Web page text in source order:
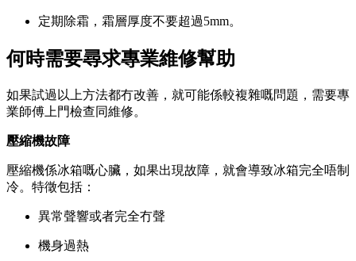
定期除霜，霜層厚度不要超過5mm。
何時需要尋求專業維修幫助
如果試過以上方法都冇改善，就可能係較複雜嘅問題，需要專
業師傅上門檢查同維修。
壓縮機故障
壓縮機係冰箱嘅心臟，如果出現故障，就會導致冰箱完全唔制
冷。特徵包括：
異常聲響或者完全冇聲
機身過熱